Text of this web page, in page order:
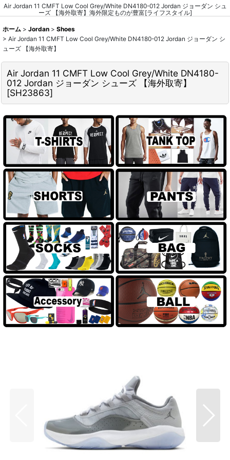
Air Jordan 11 CMFT Low Cool Grey/White DN4180-012 Jordan ジョーダン シュ
ーズ 【海外取寄】海外限定ものが豊富[ライフスタイル]
ホーム > Jordan > Shoes
> Air Jordan 11 CMFT Low Cool Grey/White DN4180-012 Jordan ジョーダン シ
ューズ 【海外取寄】
Air Jordan 11 CMFT Low Cool Grey/White DN4180-
012 Jordan ジョーダン シューズ 【海外取寄】
[SH23863]